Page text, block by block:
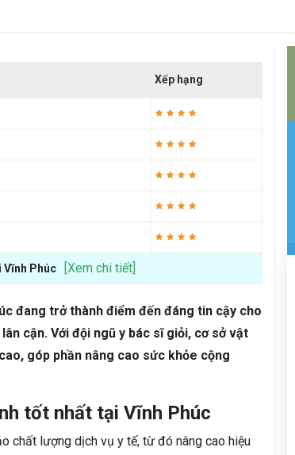
Xếp hạng
Vĩnh Phúc [Xem chi tiết]
đang trở thành điểm đến đáng tin cậy cho
cận. Với đội ngũ y bác sĩ giỏi, cơ sở vật
góp phần nâng cao sức khỏe cộng
tốt nhất tại Vĩnh Phúc
chất lượng dịch vụ y tế, từ đó nâng cao hiệu